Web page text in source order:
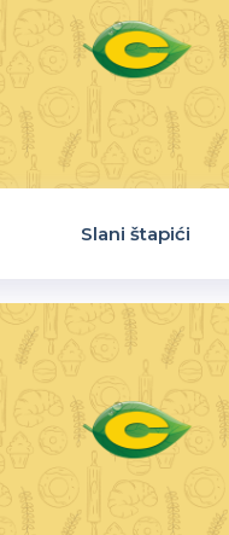
Slani štapići